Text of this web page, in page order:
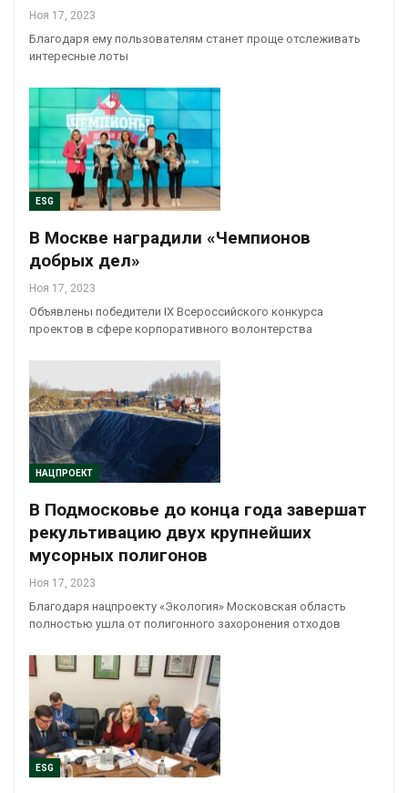
Ноя 17, 2023
Благодаря ему пользователям станет проще отслеживать
интересные лоты
ESG
В Москве наградили «Чемпионов
добрых дел»
Ноя 17, 2023
Объявлены победители IX Всероссийского конкурса
проектов в сфере корпоративного волонтерства
НАЦПРОЕКТ
В Подмосковье до конца года завершат
рекультивацию двух крупнейших
мусорных полигонов
Ноя 17, 2023
Благодаря нацпроекту «Экология» Московская область
полностью ушла от полигонного захоронения отходов
ESG